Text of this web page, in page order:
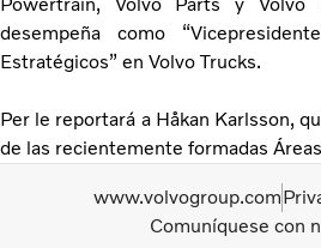
Powertrain, Volvo Parts y Volvo
desempeña como
Estratégicos” en Volvo Trucks.
Per le reportará a Håkan Karlsson,
de las recientemente formadas
www.volvogroup.com
Comuníquese con